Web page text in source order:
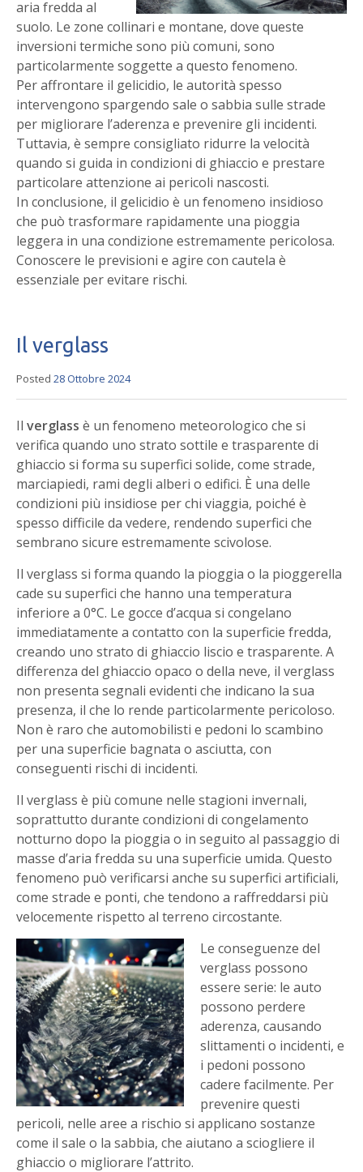
aria fredda al
suolo. Le zone collinari e montane, dove queste
inversioni termiche sono più comuni, sono
particolarmente soggette a questo fenomeno.
Per affrontare il gelicidio, le autorità spesso
intervengono spargendo sale o sabbia sulle strade
per migliorare l’aderenza e prevenire gli incidenti.
Tuttavia, è sempre consigliato ridurre la velocità
quando si guida in condizioni di ghiaccio e prestare
particolare attenzione ai pericoli nascosti.
In conclusione, il gelicidio è un fenomeno insidioso
che può trasformare rapidamente una pioggia
leggera in una condizione estremamente pericolosa.
Conoscere le previsioni e agire con cautela è
essenziale per evitare rischi.
Il verglass
Posted 28 Ottobre 2024
Il verglass è un fenomeno meteorologico che si
verifica quando uno strato sottile e trasparente di
ghiaccio si forma su superfici solide, come strade,
marciapiedi, rami degli alberi o edifici. È una delle
condizioni più insidiose per chi viaggia, poiché è
spesso difficile da vedere, rendendo superfici che
sembrano sicure estremamente scivolose.
Il verglass si forma quando la pioggia o la pioggerella
cade su superfici che hanno una temperatura
inferiore a 0°C. Le gocce d’acqua si congelano
immediatamente a contatto con la superficie fredda,
creando uno strato di ghiaccio liscio e trasparente. A
differenza del ghiaccio opaco o della neve, il verglass
non presenta segnali evidenti che indicano la sua
presenza, il che lo rende particolarmente pericoloso.
Non è raro che automobilisti e pedoni lo scambino
per una superficie bagnata o asciutta, con
conseguenti rischi di incidenti.
Il verglass è più comune nelle stagioni invernali,
soprattutto durante condizioni di congelamento
notturno dopo la pioggia o in seguito al passaggio di
masse d’aria fredda su una superficie umida. Questo
fenomeno può verificarsi anche su superfici artificiali,
come strade e ponti, che tendono a raffreddarsi più
velocemente rispetto al terreno circostante.
Le conseguenze del
verglass possono
essere serie: le auto
possono perdere
aderenza, causando
slittamenti o incidenti, e
i pedoni possono
cadere facilmente. Per
prevenire questi
pericoli, nelle aree a rischio si applicano sostanze
come il sale o la sabbia, che aiutano a sciogliere il
ghiaccio o migliorare l’attrito.